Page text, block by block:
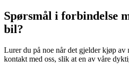
Spørsmål i forbindelse
bil?
Lurer du på noe når det gjelder kjøp
kontakt med oss, slik at en av våre